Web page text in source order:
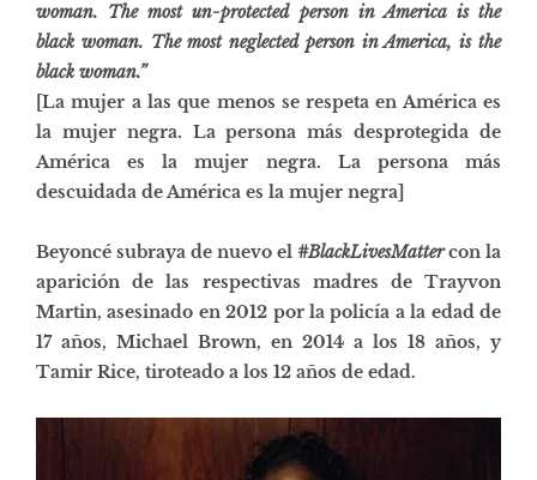
woman. The most un-protected person in America is the
black woman. The most neglected person in America, is the
black woman.”
[La mujer a las que menos se respeta en América es
la mujer negra. La persona más desprotegida de
América es la mujer negra. La persona más
descuidada de América es la mujer negra]
Beyoncé subraya de nuevo el #BlackLivesMattercon la
aparición de las respectivas madres de Trayvon
Martin, asesinado en 2012 por la policía a la edad de
17 años, Michael Brown, en 2014 a los 18 años, y
Tamir Rice, tiroteado a los 12 años de edad.